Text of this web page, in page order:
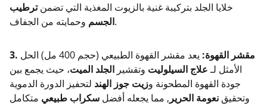
خلايا الجلد بتركيبة غنية بالزيوت المغذية التي تضمنترطيب
الجسموحمايته من الجفاف.
3. مقشر القهوة:
يعد مقشر القهوة الطبيعي (حجم 400 مل) الحل
الأمثل لـعلاج السيلوليت وتقشير الجلد الميت، حيث يجمع بين
جودة القهوة المطحونة وزيت جوز الهند لتحفيز الدورة الدموية
وتحقيق نعومة الحرير , مما يجعله أفضل سكراب طبيعي متكامل